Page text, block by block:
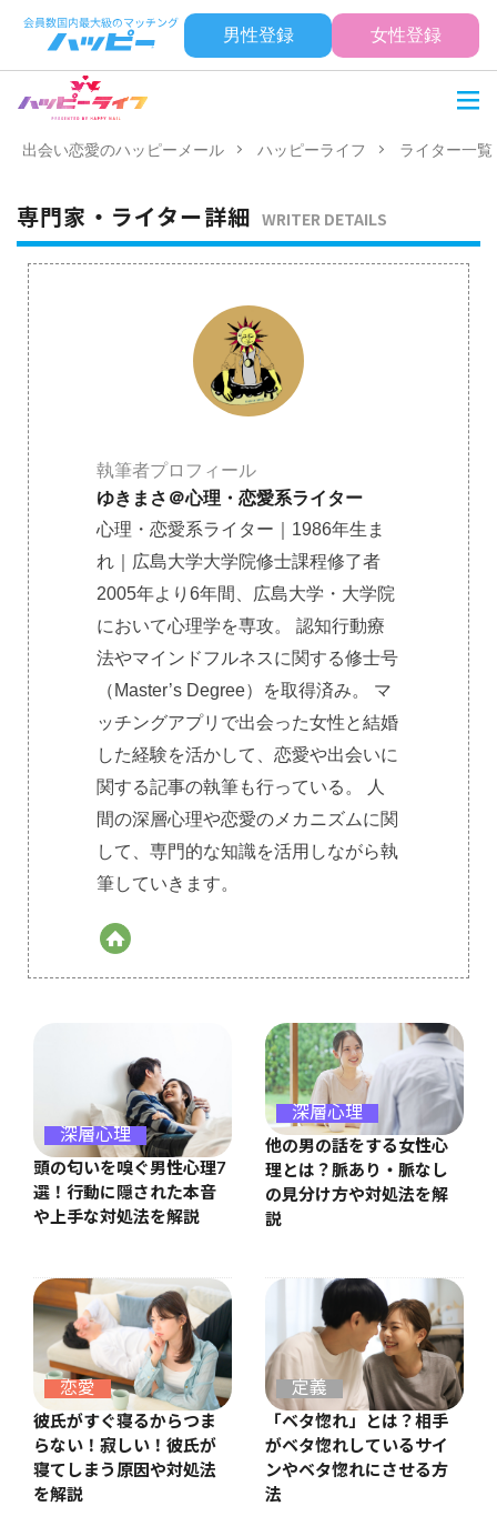
男性登録 女性登録
出会い恋愛のハッピーメール ハッピーライフ ライター一覧
専門家・ライター詳細 WRITER DETAILS
執筆者プロフィール
ゆきまさ＠心理・恋愛系ライター
心理・恋愛系ライター｜1986年生ま
れ｜広島大学大学院修士課程修了者
2005年より6年間、広島大学・大学院
において心理学を専攻。 認知行動療
法やマインドフルネスに関する修士号
（Master’s Degree）を取得済み。 マ
ッチングアプリで出会った女性と結婚
した経験を活かして、恋愛や出会いに
関する記事の執筆も行っている。 人
間の深層心理や恋愛のメカニズムに関
して、専門的な知識を活用しながら執
筆していきます。
深層心理
頭の匂いを嗅ぐ男性心理7
選！行動に隠された本音
や上手な対処法を解説
深層心理
他の男の話をする女性心
理とは？脈あり・脈なし
の見分け方や対処法を解
説
恋愛
彼氏がすぐ寝るからつま
らない！寂しい！彼氏が
寝てしまう原因や対処法
を解説
定義
「ベタ惚れ」とは？相手
がベタ惚れしているサイ
ンやベタ惚れにさせる方
法